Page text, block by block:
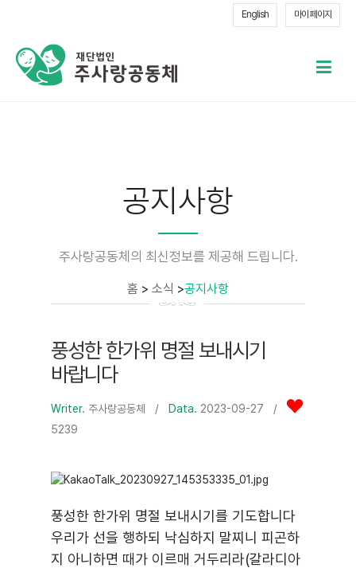
English 마이 페이지
메
공지사항
주사랑공동체의 최신정보를 제공해 드립니다.
홈 > 소식 >공지사항
풍성한 한가위 명절 보내시기
바랍니다
Writer. 주사랑공동체 / Data. 2023-09-27 /
5239
풍성한 한가위 명절 보내시기를 기도합니다
우리가 선을 행하되 낙심하지 말찌니 피곤하
지 아니하면 때가 이르매 거두리라(갈라디아